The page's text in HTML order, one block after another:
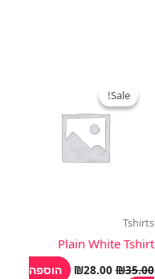
Sale!
Sale!
Tshirts
Plain White Tshirt
₪35.00
היה:
₪35.00.
₪28.00
₪28.00.
הוספה